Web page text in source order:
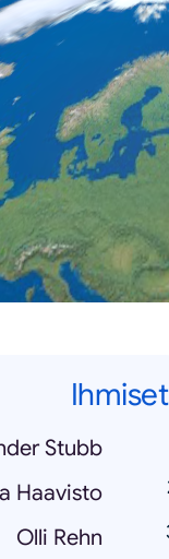
Ihmiset
Stubb
Haavisto
Olli Rehn